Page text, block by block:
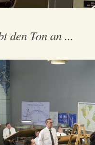
den Ton an ...